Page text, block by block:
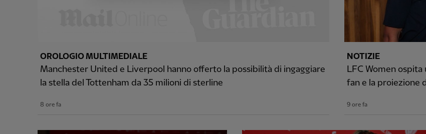
OROLOGIO MULTIMEDIALE
Manchester United e Liverpool hanno offerto la possibilità di ingaggiare
la stella del Tottenham da 35 milioni di sterline
8 ore fa
NOTIZIE
LFC Women
fan e la proiezione
9 ore fa